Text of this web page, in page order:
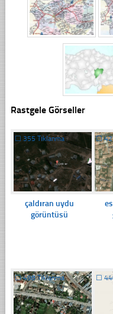
Rastgele Görseller
☐ 355 Tıklanma
çaldıran uydu
görüntüsü
☐
☐498 Tıklanma ☐